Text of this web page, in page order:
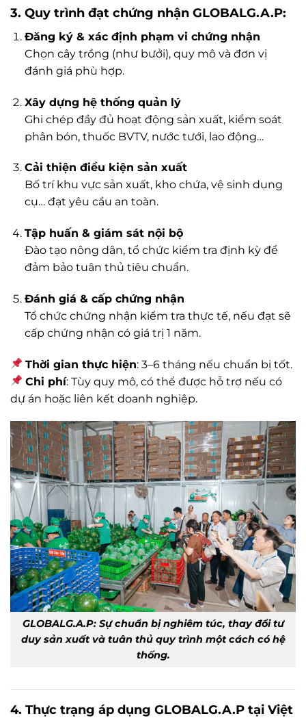
3. Quy trình đạt chứng nhận GLOBALG.A.P:
Đăng ký & xác định phạm vi chứng nhận
Chọn cây trồng (như bưởi), quy mô và đơn vị
đánh giá phù hợp.
Xây dựng hệ thống quản lý
Ghi chép đầy đủ hoạt động sản xuất, kiểm soát
phân bón, thuốc BVTV, nước tưới, lao động…
Cải thiện điều kiện sản xuất
Bố trí khu vực sản xuất, kho chứa, vệ sinh dụng
cụ… đạt yêu cầu an toàn.
Tập huấn & giám sát nội bộ
Đào tạo nông dân, tổ chức kiểm tra định kỳ để
đảm bảo tuân thủ tiêu chuẩn.
Đánh giá & cấp chứng nhận
Tổ chức chứng nhận kiểm tra thực tế, nếu đạt sẽ
cấp chứng nhận có giá trị 1 năm.
Thời gian thực hiện: 3–6 tháng nếu chuẩn bị tốt.
Chi phí: Tùy quy mô, có thể được hỗ trợ nếu có
dự án hoặc liên kết doanh nghiệp.
GLOBALG.A.P: Sự chuẩn bị nghiêm túc, thay đổi tư
duy sản xuất và tuân thủ quy trình một cách có hệ
thống.
4. Thực trạng áp dụng GLOBALG.A.P tại Việt